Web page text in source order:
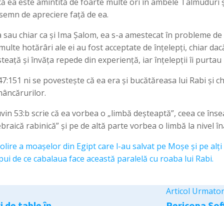
de apreciere față de ea.
chiar ca și Ima Șalom, ea s-a amestecat în probleme
hotărâri ale ei au fost acceptate de înțelepți, chiar
și învăța repede din experiență, iar înțelepții îi
ni se povestește că ea era și bucătăreasa lui Rabi și
53:b scrie că ea vorbea o „limbă deșteaptă”, ceea ce
rabinică” și pe de altă parte vorbea o limbă la nivel
a moașelor din Egipt care l-au salvat pe Moșe și pe
de ce cabalaua face această paralelă cu roaba lui Rabi.
Articol